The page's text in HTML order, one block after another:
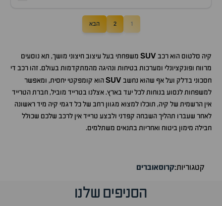
1
2 הבא
קיה סלטוס הוא רכב SUV משפחתי בעל עיצוב חיצוני מושך, תא נוסעים
מרווח ופונקציונלי ומערכות בטיחות ונהיגה מהמתקדמות בעולם. זהו רכב די
חסכוני בדלק ועל אף שהוא נחשב SUVהוא קומפקטי יחסית, ומאפשר
למשפחות לנסוע בנוחות לכל יעד בארץ. אצלנו בטרייד מוביל, חברת הטרייד
אין הרשמית של קיה, תוכלו למצוא מגוון רחב של כל דגמי קיה מיד ראשונה
לאחר שעברו תהליך השבחה קפדני ולבצע טרייד אין לרכב שלכם שכולל
חבילה מימון ביטוח ואחריות בתנאים משתלמים.
קטגוריות:קרוסאוברים
הסניפים שלנו